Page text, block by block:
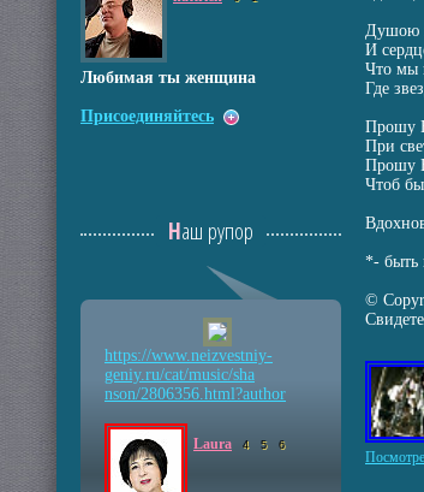
Душою
И
Что мы
Где
Прошу
При
Прошу
Чтоб
*- быть
©
Любимая ты женщина
Присоединяйтесь
Наш рупор
https://www.neizvestniy-
geniy.ru/cat/music/sha
nson/2806356.html?author
Laura 4 5 6